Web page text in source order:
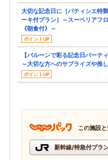
大切な記念日に［パティシエ特
ーキ付プラン］～スーペリアフ
《朝食付》～
ポイントUP
【バルーンで彩る記念日パーティ
～大切な方へのサプライズや推
ポイントUP
この施設
新幹線/特急付プラ